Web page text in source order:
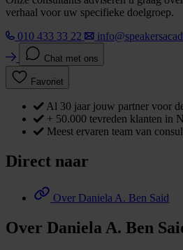
verhaal voor uw specifieke doelgroep.
010 433 33 22
Chat met ons
Favoriet
Al 30 jaar jouw partner voor
+ 50.000 tevreden klanten in
Meest ervaren team van
Direct naar
Over Daniela A. Ben Said
Over Daniela A. Ben